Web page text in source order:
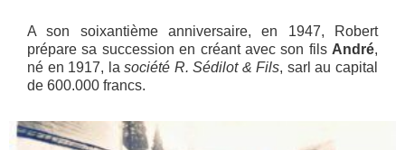
A son soixantième anniversaire, en 1947, Robert
prépare sa succession en créant avec son fils André,
né en 1917, lasociété R. Sédilot & Fils, sarl au capital
de 600.000 francs.